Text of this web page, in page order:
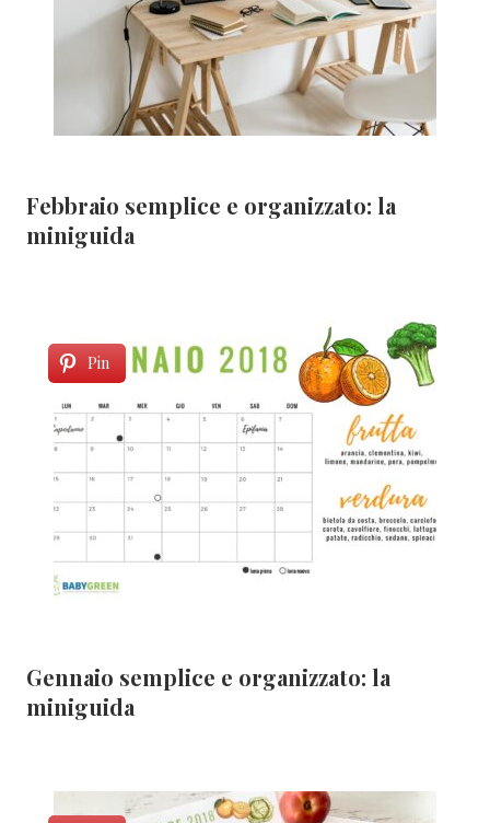
Febbraio semplice e organizzato: la
miniguida
Pin
Gennaio semplice e organizzato: la
miniguida